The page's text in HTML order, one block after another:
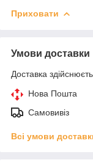
Приховати
Умови доставки
Доставка
Нова Пошта
Самовивіз
Всі умови